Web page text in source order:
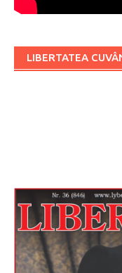
LIBERTATEA